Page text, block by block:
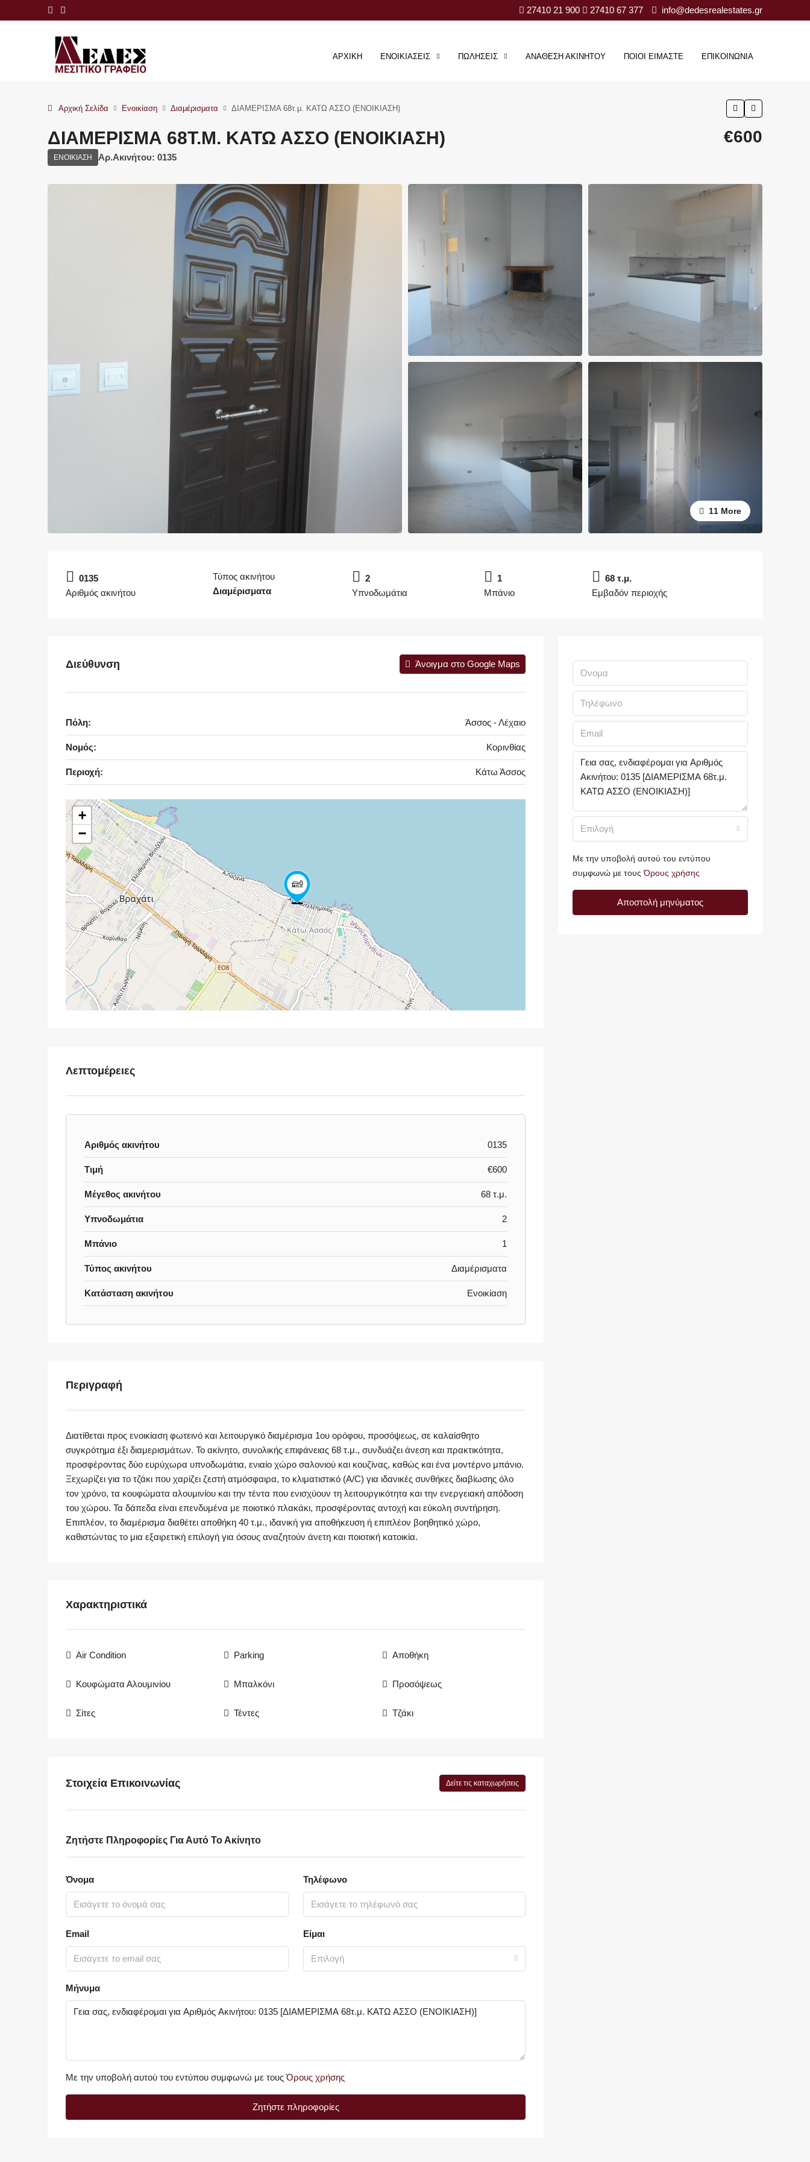
27410 21 900 27410 67 377 info@dedesrealestates.gr
ΑΡΧΙΚΉ ΕΝΟΙΚΊΑΣΕΙΣ ΠΩΛΉΣΕΙΣ ΑΝΆΘΕΣΗ ΑΚΙΝΉΤΟΥ ΠΟΙΟΊ ΕΊΜΑΣΤΕ ΕΠΙΚΟΙΝΩΝΊΑ
Αρχική Σελίδα Ενοικίαση Διαμέρισματα ΔΙΑΜΕΡΙΣΜΑ 68τ.μ. ΚΑΤΩ ΑΣΣΟ (ΕΝΟΙΚΙΑΣΗ)
ΔΙΑΜΕΡΙΣΜΑ 68Τ.Μ. ΚΑΤΩ ΑΣΣΟ (ΕΝΟΙΚΙΑΣΗ)
ΕΝΟΙΚΊΑΣΗ Αρ.Ακινήτου: 0135
€600
11 More
0135
Αριθμός ακινήτου
Τύπος ακινήτου
Διαμέρισματα
2
Υπνοδωμάτια
1
Μπάνιο
68 τ.μ.
Εμβαδόν περιοχής
Διεύθυνση Άνοιγμα στο Google Maps
Πόλη: Άσσος - Λέχαιο
Νομός: Κορινθίας
Περιοχή: Κάτω Άσσος
+
−
Λεπτομέρειες
Αριθμός ακινήτου 0135
Τιμή €600
Μέγεθος ακινήτου 68 τ.μ.
Υπνοδωμάτια 2
Μπάνιο 1
Τύπος ακινήτου Διαμέρισματα
Κατάσταση ακινήτου Ενοικίαση
Περιγραφή
Διατίθεται προς ενοικίαση φωτεινό και λειτουργικό διαμέρισμα 1ου ορόφου, προσόψεως, σε καλαίσθητο
συγκρότημα έξι διαμερισμάτων. Το ακίνητο, συνολικής επιφάνειας 68 τ.μ., συνδυάζει άνεση και πρακτικότητα,
προσφέροντας δύο ευρύχωρα υπνοδωμάτια, ενιαίο χώρο σαλονιού και κουζίνας, καθώς και ένα μοντέρνο μπάνιο.
Ξεχωρίζει για το τζάκι που χαρίζει ζεστή ατμόσφαιρα, το κλιματιστικό (A/C) για ιδανικές συνθήκες διαβίωσης όλο
τον χρόνο, τα κουφώματα αλουμινίου και την τέντα που ενισχύουν τη λειτουργικότητα και την ενεργειακή απόδοση
του χώρου. Τα δάπεδα είναι επενδυμένα με ποιοτικό πλακάκι, προσφέροντας αντοχή και εύκολη συντήρηση.
Επιπλέον, το διαμέρισμα διαθέτει αποθήκη 40 τ.μ., ιδανική για αποθήκευση ή επιπλέον βοηθητικό χώρο,
καθιστώντας το μια εξαιρετική επιλογή για όσους αναζητούν άνετη και ποιοτική κατοικία.
Χαρακτηριστικά
Air Condition Parking Αποθήκη
Κουφώματα Αλουμινίου Μπαλκόνι Προσόψεως
Σίτες Τέντες Τζάκι
Στοιχεία Επικοινωνίας Δείτε τις καταχωρήσεις
Ζητήστε Πληροφορίες Για Αυτό Το Ακίνητο
Όνομα Τηλέφωνο
Email Είμαι
Επιλογή
Μήνυμα
Με την υποβολή αυτού του εντύπου συμφωνώ με τουςΌρους χρήσης
Ζητήστε πληροφορίες
Επιλογή
Με την υποβολή αυτού του εντύπου
συμφωνώ με τουςΌρους χρήσης
Αποστολή μηνύματος